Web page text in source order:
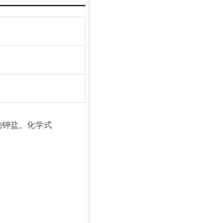
盐。化学式